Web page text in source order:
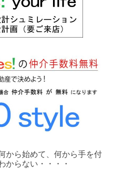
から始めて、何から手を付
からない・・・・